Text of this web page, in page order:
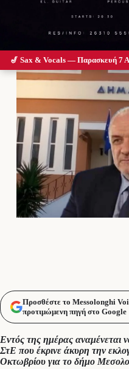
Προσθέστε το Messolonghi
προτιμώμενη πηγή στο Google
Εντός της ημέρας αναμένεται
ΣτΕ που έκρινε άκυρη την
Οκτωβρίου για το δήμο
🎷 Sax & Vocals — Παρασκευή 7